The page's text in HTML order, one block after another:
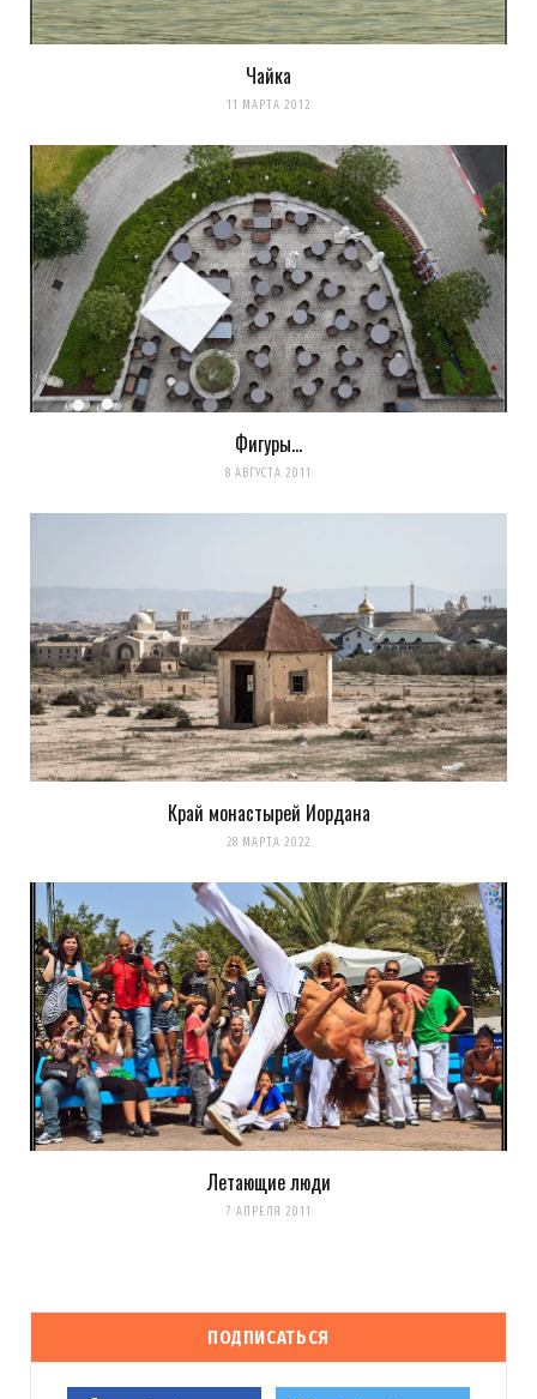
Чайка
11 МАРТА 2012
Фигуры…
8 АВГУСТА 2011
Край монастырей Иордана
28 МАРТА 2022
Летающие люди
7 АПРЕЛЯ 2011
ПОДПИСАТЬСЯ